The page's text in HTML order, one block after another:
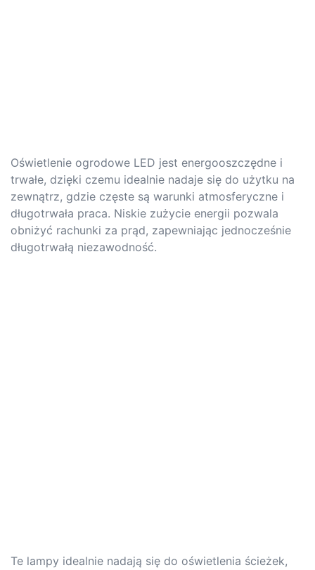
Oświetlenie ogrodowe LED jest energooszczędne i
trwałe, dzięki czemu idealnie nadaje się do użytku na
zewnątrz, gdzie częste są warunki atmosferyczne i
długotrwała praca. Niskie zużycie energii pozwala
obniżyć rachunki za prąd, zapewniając jednocześnie
długotrwałą niezawodność.
Te lampy idealnie nadają się do oświetlenia ścieżek,